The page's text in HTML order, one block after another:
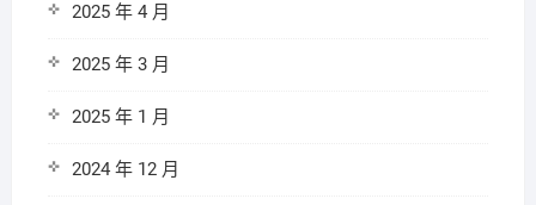
2025 年 4 月
2025 年 3 月
2025 年 1 月
2024 年 12 月